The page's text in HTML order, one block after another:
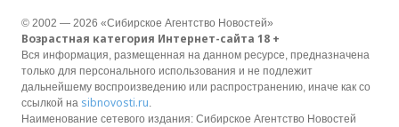
© 2002 — 2026 «Сибирское Агентство Новостей»
Возрастная категория Интернет-сайта 18 +
Вся информация, размещенная на данном ресурсе, предназначена
только для персонального использования и не подлежит
дальнейшему воспроизведению или распространению, иначе как со
ссылкой на sibnovosti.ru.
Наименование сетевого издания: Сибирское Агентство Новостей